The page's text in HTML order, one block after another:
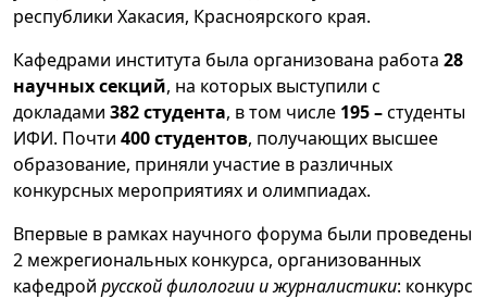
республики Хакасия, Красноярского края.
Кафедрами института была организована работа 28
научных секций, на которых выступили с
докладами 382 студента, в том числе 195 –студенты
ИФИ. Почти 400 студентов, получающих высшее
образование, приняли участие в различных
конкурсных мероприятиях и олимпиадах.
Впервые в рамках научного форума были проведены
2 межрегиональных конкурса, организованных
кафедрой русской филологии и журналистики: конкурс